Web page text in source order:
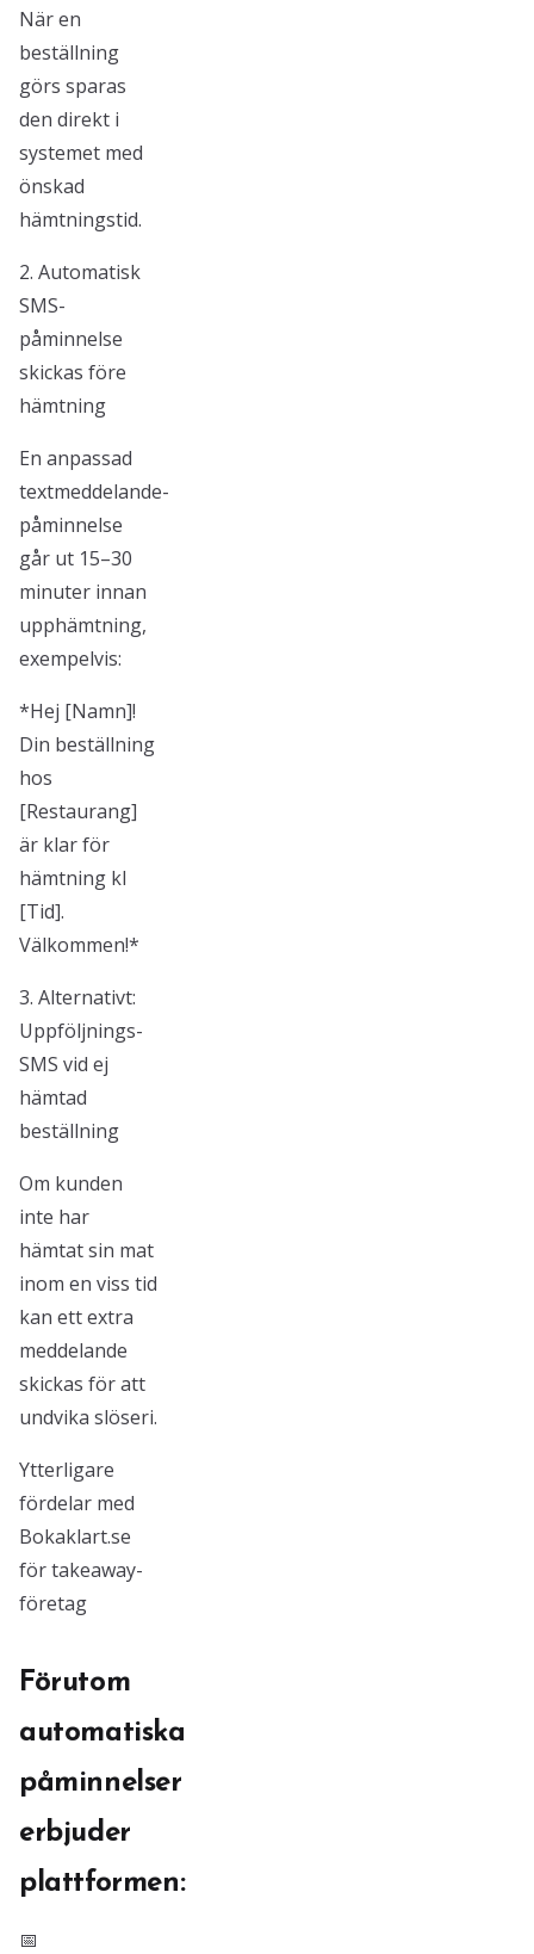
När en
beställning
görs sparas
den direkt i
systemet med
önskad
hämtningstid.
2. Automatisk
SMS-
påminnelse
skickas före
hämtning
En anpassad
textmeddelande-
påminnelse
går ut 15–30
minuter innan
upphämtning,
exempelvis:
*Hej [Namn]!
Din beställning
hos
[Restaurang]
är klar för
hämtning kl
[Tid].
Välkommen!*
3. Alternativt:
Uppföljnings-
SMS vid ej
hämtad
beställning
Om kunden
inte har
hämtat sin mat
inom en viss tid
kan ett extra
meddelande
skickas för att
undvika slöseri.
Ytterligare
fördelar med
Bokaklart.se
för takeaway-
företag
Förutom
automatiska
påminnelser
erbjuder
plattformen:
📅